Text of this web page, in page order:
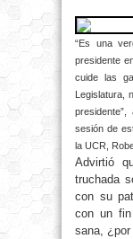
“Es una
presidente
cuide las
Legislatura,
sesión de
la UCR,
Advirtió
truchada
con su
con un
sana,